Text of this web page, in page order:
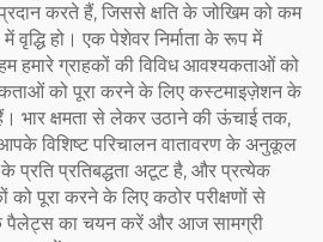
करते हैं, जिससे क्षति के जोखिम को कम
हो। एक पेशेवर निर्माता के रूप में
हमारे ग्राहकों की विविध आवश्यकताओं को
को पूरा करने के लिए कस्टमाइज़ेशन के
भार क्षमता से लेकर उठाने की ऊंचाई तक,
विशिष्ट परिचालन वातावरण के अनुकूल
प्रति प्रतिबद्धता अटूट है, और प्रत्येक
को पूरा करने के लिए कठोर परीक्षणों से
पैलेट्स का चयन करें और आज सामग्री